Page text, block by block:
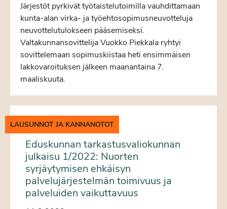
Järjestöt pyrkivät työtaistelutoimilla vauhdittamaan
kunta-alan virka- ja työehtosopimusneuvotteluja
neuvottelutulokseen pääsemiseksi.
Valtakunnansovittelija Vuokko Piekkala ryhtyi
sovittelemaan sopimuskiistaa heti ensimmäisen
lakkovaroituksen jälkeen maanantaina 7.
maaliskuuta.
LAUSUNNOT JA KANNANOTOT
Eduskunnan tarkastusvaliokunnan
julkaisu 1/2022: Nuorten
syrjäytymisen ehkäisyn
palvelujärjestelmän toimivuus ja
palveluiden vaikuttavuus